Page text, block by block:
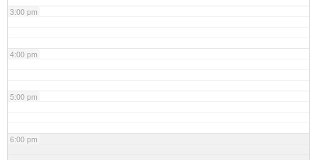
3:00 pm
4:00 pm
5:00 pm
6:00 pm